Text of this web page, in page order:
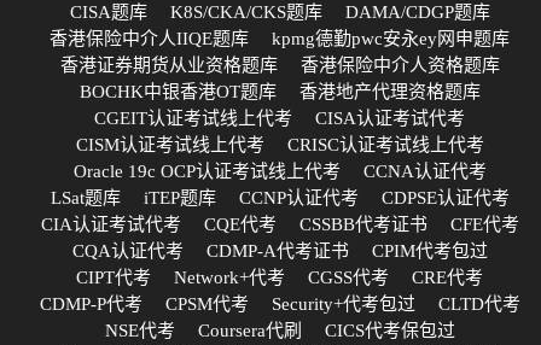
CISA题库
K8S/CKA/CKS题库
DAMA/CDGP题库
香港保险中介人IIQE题库
kpmg德勤pwc安永ey网申题库
香港证券期货从业资格题库
香港保险中介人资格题库
BOCHK中银香港OT题库
香港地产代理资格题库
CGEIT认证考试线上代考
CISA认证考试代考
CISM认证考试线上代考
CRISC认证考试线上代考
Oracle 19c OCP认证考试线上代考
CCNA认证代考
LSat题库
iTEP题库 CCNP认证代考
CDPSE认证代考
CIA认证考试代考
CQE代考 CSSBB代考证书
CFE代考
CQA认证代考
CDMP-A代考证书
CPIM代考包过
CIPT代考
Network+代考 CGSS代考
CRE代考
CDMP-P代考
CPSM代考 Security+代考包过
CLTD代考
NSE代考
Coursera代刷
CICS代考保包过